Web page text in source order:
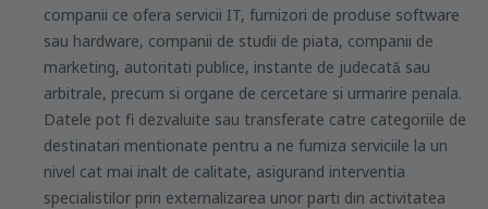
companii ce ofera servicii IT, furnizori de produse software
sau hardware, companii de studii de piata, companii de
marketing, autoritati publice, instante de judecată sau
arbitrale, precum si organe de cercetare si urmarire penala.
Datele pot fi dezvaluite sau transferate catre categoriile de
destinatari mentionate pentru a ne furniza serviciile la un
nivel cat mai inalt de calitate, asigurand interventia
specialistilor prin externalizarea unor parti din activitatea